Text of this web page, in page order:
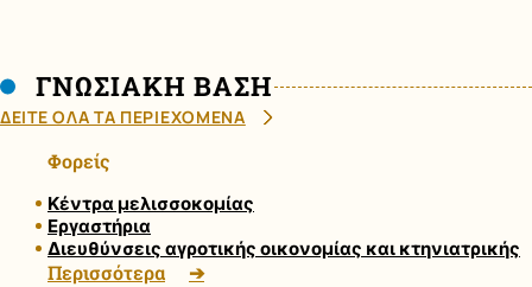
ΓΝΩΣΙΑΚΗ ΒΑΣΗ
ΔΕΙΤΕ ΟΛΑ ΤΑ ΠΕΡΙΕΧΟΜΕΝΑ
Φορείς
Κέντρα μελισσοκομίας
Εργαστήρια
Διευθύνσεις αγροτικής οικονομίας και κτηνιατρικής
Περισσότερα